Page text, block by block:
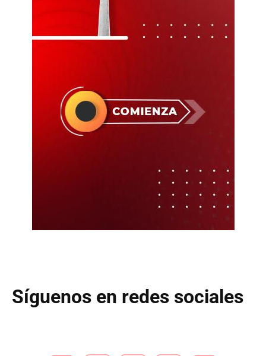
Síguenos en redes sociales